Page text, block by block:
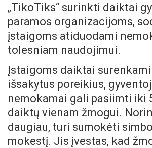
„TikoTiks“ surinkti daiktai
paramos organizacijoms,
įstaigoms atiduodami
tolesniam naudojimui.
Įstaigoms daiktai
išsakytus poreikius,
nemokamai gali pasiimti iki
daiktų vienam žmogui.
daugiau, turi sumokėti
mokestį. Jis įvestas, kad